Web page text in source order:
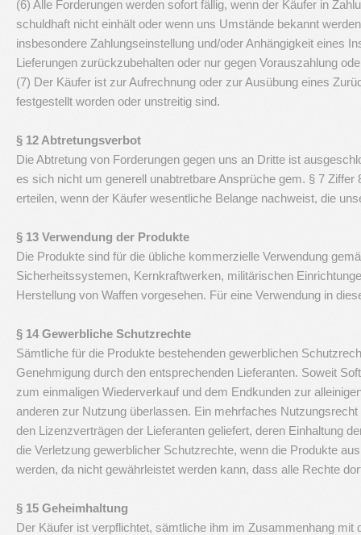
(6) Alle Forderungen werden sofort fällig, wenn der Käufer in
schuldhaft nicht einhält oder wenn uns Umstände bekannt
insbesondere Zahlungseinstellung und/oder Anhängigkeit eines
Lieferungen zurückzubehalten oder nur gegen Vorauszahlung
(7) Der Käufer ist zur Aufrechnung oder zur Ausübung eines
festgestellt worden oder unstreitig sind.
§ 12 Abtretungsverbot
Die Abtretung von Forderungen gegen uns an Dritte ist
es sich nicht um generell unabtretbare Ansprüche gem. § 7
erteilen, wenn der Käufer wesentliche Belange nachweist, die
§ 13 Verwendung der Produkte
Die Produkte sind für die übliche kommerzielle Verwendung
Sicherheitssystemen, Kernkraftwerken, militärischen
Herstellung von Waffen vorgesehen. Für eine Verwendung in
§ 14 Gewerbliche Schutzrechte
Sämtliche für die Produkte bestehenden gewerblichen
Genehmigung durch den entsprechenden Lieferanten. Soweit
zum einmaligen Wiederverkauf und dem Endkunden zur
anderen zur Nutzung überlassen. Ein mehrfaches
den Lizenzverträgen der Lieferanten geliefert, deren Einhaltung
die Verletzung gewerblicher Schutzrechte, wenn die Produkte
werden, da nicht gewährleistet werden kann, dass alle Rechte
§ 15 Geheimhaltung
Der Käufer ist verpflichtet, sämtliche ihm im Zusammenhang